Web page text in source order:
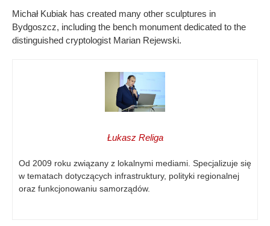
Michał Kubiak has created many other sculptures in
Bydgoszcz, including the bench monument dedicated to the
distinguished cryptologist Marian Rejewski.
Łukasz Religa
Od 2009 roku związany z lokalnymi mediami. Specjalizuje się
w tematach dotyczących infrastruktury, polityki regionalnej
oraz funkcjonowaniu samorządów.